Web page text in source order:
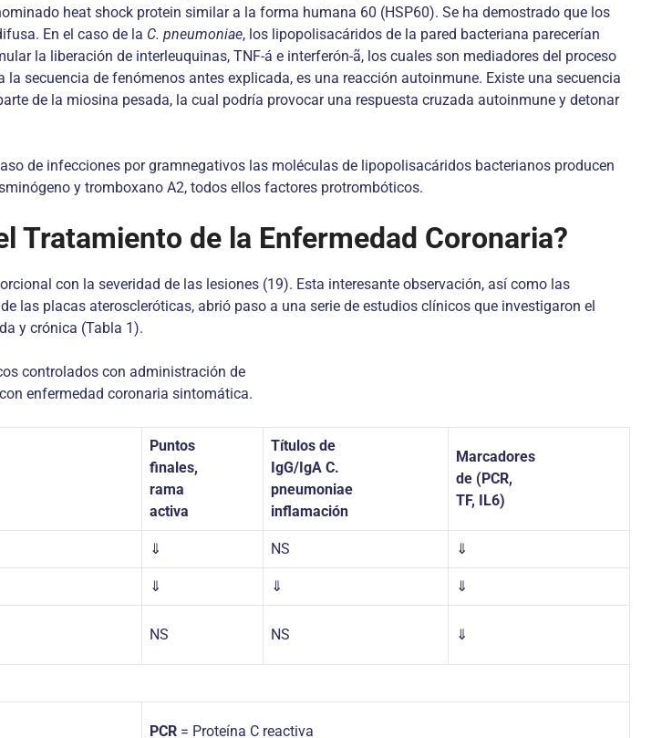
heat shock protein similar a la forma humana 60 (HSP60). Se ha demostrado que los
En el caso de la C. pneumoniae, los lipopolisacáridos de la pared bacteriana parecerían
la liberación de interleuquinas, TNF-á e interferón-ã, los cuales son mediadores del proceso
la secuencia de fenómenos antes explicada, es una reacción autoinmune. Existe una secuencia
de la miosina pesada, la cual podría provocar una respuesta cruzada autoinmune y detonar
de infecciones por gramnegativos las moléculas de lipopolisacáridos bacterianos producen
y tromboxano A2, todos ellos factores protrombóticos.
Tratamiento de la Enfermedad Coronaria?
con la severidad de las lesiones (19). Esta interesante observación, así como las
las placas ateroscleróticas, abrió paso a una serie de estudios clínicos que investigaron el
y crónica (Tabla 1).
controlados con administración de
enfermedad coronaria sintomática.
Puntos
finales,
rama
activa
Títulos de
IgG/IgA C.
pneumoniae
inflamación
Marcadores
de (PCR,
TF, IL6)
⇓ NS ⇓
⇓ ⇓ ⇓
NS NS ⇓
PCR = Proteína C reactiva